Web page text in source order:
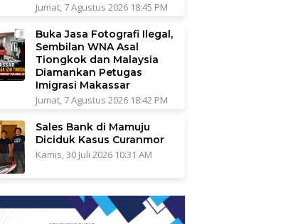
Jumat, 7 Agustus 2026 18:45 PM
Buka Jasa Fotografi Ilegal,
Sembilan WNA Asal
Tiongkok dan Malaysia
Diamankan Petugas
Imigrasi Makassar
Jumat, 7 Agustus 2026 18:42 PM
Sales Bank di Mamuju
Diciduk Kasus Curanmor
Kamis, 30 Juli 2026 10:31 AM